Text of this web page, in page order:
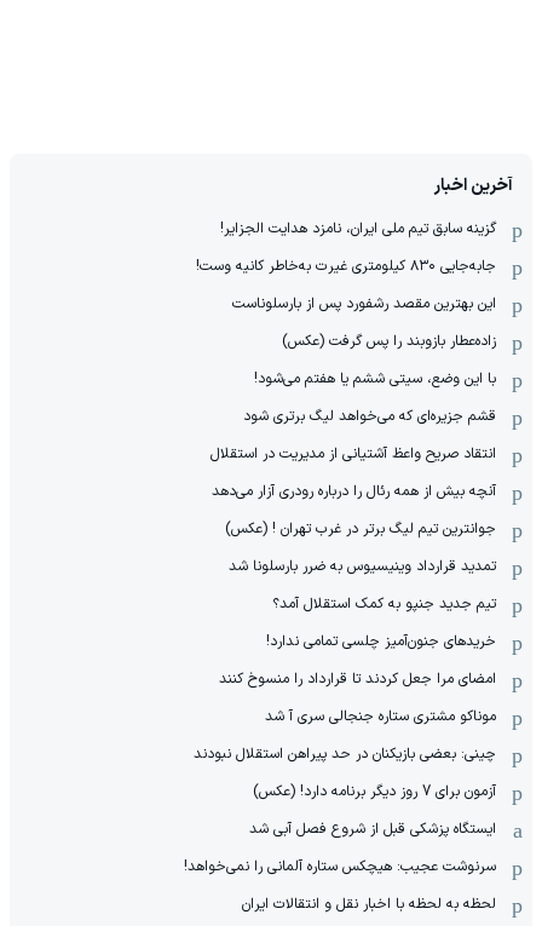
آخرین اخبار
گزینه سابق تیم ملی ایران، نامزد هدایت الجزایر!
جابه‌جایی ۸۳۰ کیلومتری غیرت به‌خاطر کانیه وست!
این بهترین مقصد رشفورد پس از بارسلوناست
زاده‌عطار بازوبند را پس گرفت (عکس)
با این وضع، سیتی ششم یا هفتم می‌شود!
قشم جزیره‌ای که می‌خواهد لیگ برتری شود
انتقاد صریح واعظ آشتیانی از مدیریت در استقلال
آنچه بیش از همه رئال را درباره رودری آزار می‌دهد
جوانترین تیم لیگ برتر در غرب تهران ! (عکس)
تمدید قرارداد وینیسیوس به ضرر بارسلونا شد
تیم جدید جنپو به کمک استقلال آمد؟
خریدهای جنون‌آمیز چلسی تمامی ندارد!
امضای مرا جعل کردند تا قرارداد را منسوخ کنند
موناکو مشتری ستاره جنجالی سری آ شد
چینی: بعضی بازیکنان در حد پیراهن استقلال نبودند
آزمون برای 7 روز دیگر برنامه دارد! (عکس)
ایستگاه پزشکی قبل از شروع فصل آبی شد
سرنوشت عجیب: هیچکس ستاره آلمانی را نمی‌خواهد!
لحظه به لحظه با اخبار نقل و انتقالات ایران